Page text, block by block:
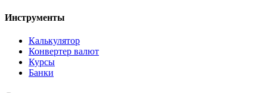
Инструменты
Калькулятор
Конвертер валют
Курсы
Банки